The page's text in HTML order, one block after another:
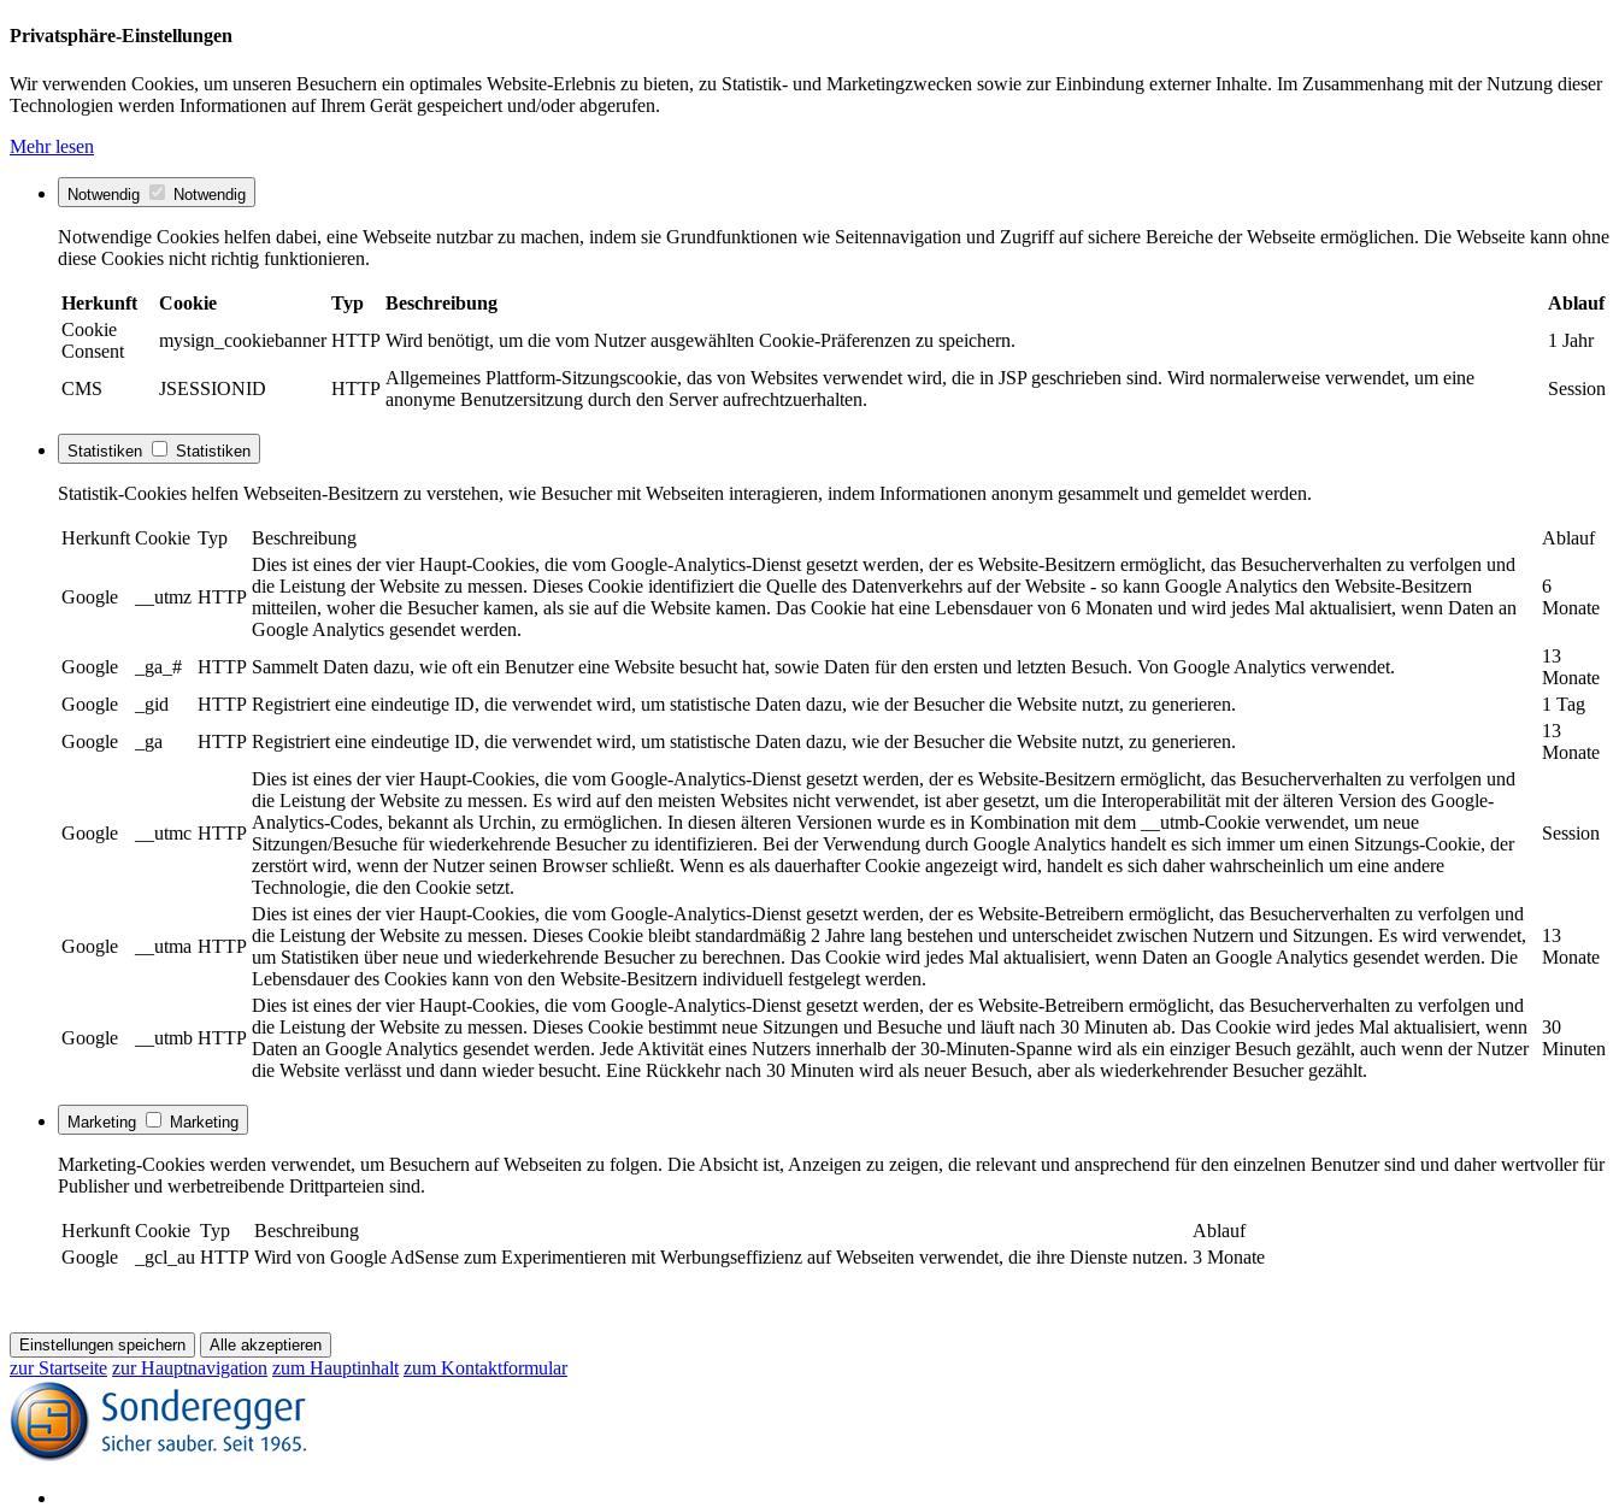
Privatsphäre-Einstellungen
Wir verwenden Cookies, um unseren Besuchern ein optimales Website-Erlebnis zu bieten, zu Statistik- und Marketingzwecken sowie zur Einbindung externer Inhalte. Im Zusammenhang mit der Nutzung dieser
Technologien werden Informationen auf Ihrem Gerät gespeichert und/oder abgerufen.
Mehr lesen
Notwendig Notwendig
Notwendige Cookies helfen dabei, eine Webseite nutzbar zu machen, indem sie Grundfunktionen wie Seitennavigation und Zugriff auf sichere Bereiche der Webseite ermöglichen. Die Webseite kann ohne
diese Cookies nicht richtig funktionieren.
Herkunft Cookie Typ Beschreibung
Ablauf
Cookie
Consent
mysign_cookiebanner HTTP Wird benötigt, um die vom Nutzer ausgewählten Cookie-Präferenzen zu speichern. 1 Jahr
CMS JSESSIONID HTTP
Allgemeines Plattform-Sitzungscookie, das von Websites verwendet wird, die in JSP geschrieben sind. Wird normalerweise verwendet, um eine
anonyme Benutzersitzung durch den Server aufrechtzuerhalten.
Session
Statistiken Statistiken
Statistik-Cookies helfen Webseiten-Besitzern zu verstehen, wie Besucher mit Webseiten interagieren, indem Informationen anonym gesammelt und gemeldet werden.
Herkunft Cookie Typ Beschreibung Ablauf
Google __utmz HTTP
Dies ist eines der vier Haupt-Cookies, die vom Google-Analytics-Dienst gesetzt werden, der es Website-Besitzern ermöglicht, das Besucherverhalten zu verfolgen und
die Leistung der Website zu messen. Dieses Cookie identifiziert die Quelle des Datenverkehrs auf der Website - so kann Google Analytics den Website-Besitzern
mitteilen, woher die Besucher kamen, als sie auf die Website kamen. Das Cookie hat eine Lebensdauer von 6 Monaten und wird jedes Mal aktualisiert, wenn Daten an
Google Analytics gesendet werden.
6
Monate
Google _ga_# HTTP Sammelt Daten dazu, wie oft ein Benutzer eine Website besucht hat, sowie Daten für den ersten und letzten Besuch. Von Google Analytics verwendet.
13
Monate
Google
_gid HTTP Registriert eine eindeutige ID, die verwendet wird, um statistische Daten dazu, wie der Besucher die Website nutzt, zu generieren.
1 Tag
Google
_ga HTTP Registriert eine eindeutige ID, die verwendet wird, um statistische Daten dazu, wie der Besucher die Website nutzt, zu generieren.
13
Monate
Google __utmc HTTP
Dies ist eines der vier Haupt-Cookies, die vom Google-Analytics-Dienst gesetzt werden, der es Website-Besitzern ermöglicht, das Besucherverhalten zu verfolgen und
die Leistung der Website zu messen. Es wird auf den meisten Websites nicht verwendet, ist aber gesetzt, um die Interoperabilität mit der älteren Version des Google-
Analytics-Codes, bekannt als Urchin, zu ermöglichen. In diesen älteren Versionen wurde es in Kombination mit dem __utmb-Cookie verwendet, um neue
Sitzungen/Besuche für wiederkehrende Besucher zu identifizieren. Bei der Verwendung durch Google Analytics handelt es sich immer um einen Sitzungs-Cookie, der
zerstört wird, wenn der Nutzer seinen Browser schließt. Wenn es als dauerhafter Cookie angezeigt wird, handelt es sich daher wahrscheinlich um eine andere
Technologie, die den Cookie setzt.
Session
Google __utma HTTP
Dies ist eines der vier Haupt-Cookies, die vom Google-Analytics-Dienst gesetzt werden, der es Website-Betreibern ermöglicht, das Besucherverhalten zu verfolgen und
die Leistung der Website zu messen. Dieses Cookie bleibt standardmäßig 2 Jahre lang bestehen und unterscheidet zwischen Nutzern und Sitzungen. Es wird verwendet,
um Statistiken über neue und wiederkehrende Besucher zu berechnen. Das Cookie wird jedes Mal aktualisiert, wenn Daten an Google Analytics gesendet werden. Die
Lebensdauer des Cookies kann von den Website-Besitzern individuell festgelegt werden.
13
Monate
Google __utmb HTTP
Dies ist eines der vier Haupt-Cookies, die vom Google-Analytics-Dienst gesetzt werden, der es Website-Betreibern ermöglicht, das Besucherverhalten zu verfolgen und
die Leistung der Website zu messen. Dieses Cookie bestimmt neue Sitzungen und Besuche und läuft nach 30 Minuten ab. Das Cookie wird jedes Mal aktualisiert, wenn
Daten an Google Analytics gesendet werden. Jede Aktivität eines Nutzers innerhalb der 30-Minuten-Spanne wird als ein einziger Besuch gezählt, auch wenn der Nutzer
die Website verlässt und dann wieder besucht. Eine Rückkehr nach 30 Minuten wird als neuer Besuch, aber als wiederkehrender Besucher gezählt.
30
Minuten
Marketing Marketing
Marketing-Cookies werden verwendet, um Besuchern auf Webseiten zu folgen. Die Absicht ist, Anzeigen zu zeigen, die relevant und ansprechend für den einzelnen Benutzer sind und daher wertvoller für
Publisher und werbetreibende Drittparteien sind.
Herkunft Cookie Typ Beschreibung
Ablauf
Google
_gcl_au HTTP Wird von Google AdSense zum Experimentieren mit Werbungseffizienz auf Webseiten verwendet, die ihre Dienste nutzen. 3 Monate
Einstellungen speichern Alle akzeptieren
zur Startseite zur Hauptnavigation zum Hauptinhalt zum Kontaktformular